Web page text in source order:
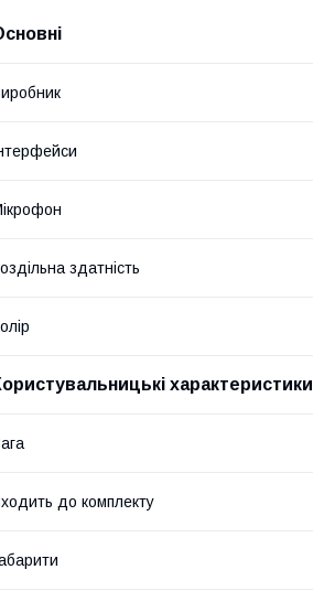
здатність
характеристики
до комплекту